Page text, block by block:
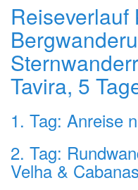
Reiseverlauf
Tavira, 5
1. Tag: Anreise
2. Tag:
Velha & Cabanas